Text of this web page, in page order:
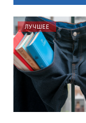
ЛУЧШЕЕ